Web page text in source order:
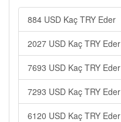
884 USD Kaç TRY Eder
2027 USD Kaç TRY Eder
7693 USD Kaç TRY Eder
7293 USD Kaç TRY Eder
6120 USD Kaç TRY Eder